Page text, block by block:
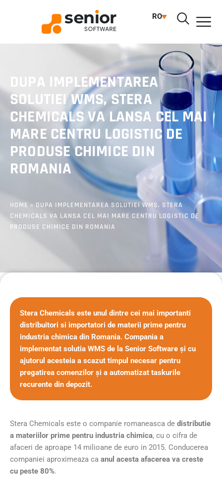
RO
DUPA IMPLEMENTAREA
SOLUTIEI WMS, STERA
CHEMICALS VA LANSA CEL MAI
MARE CENTRU LOGISTIC DE
PRODUSE CHIMICE DIN
ROMANIA
HOME » DUPA IMPLEMENTAREA SOLUTIEI WMS, STERA
CHEMICALS VA LANSA CEL MAI MARE CENTRU LOGISTIC DE
PRODUSE CHIMICE DIN ROMANIA
Stera Chemicals este unul dintre cei mai importanti
distribuitori si importatori de materii prime pentru
industria chimica din Romania. Compania a
implementat solutia WMS de la Senior Software și cu
ajutorul acesteia a scazut timpul necesar pentru
pregatirea comenzilor și a automatizat taskurile
recurente din depozit.
Stera Chemicals este o companie romaneasca de distributie
a materiilor prime pentru industria chimica, cu o cifra de
afaceri de aproape 14 milioane de euro in 2015. Conducerea
companiei aproximeaza ca anul acesta afacerea va creste
cu peste 80%.